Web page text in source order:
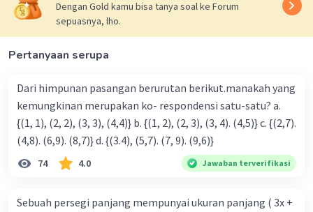
Dengan Gold kamu bisa tanya soal ke Forum
sepuasnya, lho.
Pertanyaan serupa
Dari himpunan pasangan berurutan berikut.manakah yang
kemungkinan merupakan ko- respondensi satu-satu? a.
{(1, 1), (2, 2), (3, 3), (4,4)} b. {(1, 2), (2, 3), (3, 4). (4,5)} c. {(2,7).
(4,8). (6,9). (8,7)} d. {(3.4), (5,7). (7, 9). (9,6)}
74 4.0 Jawaban terverifikasi
Sebuah persegi panjang mempunyai ukuran panjang ( 3x +